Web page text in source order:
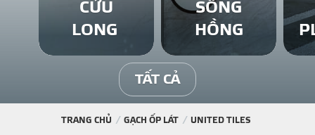
BÊ TÔNG KHÍ
NGÓI LỢP
CỬU
LONG
SÔNG
HỒNG
TẤT CẢ
TRANG CHỦ GẠCH ỐP LÁT UNITED TILES